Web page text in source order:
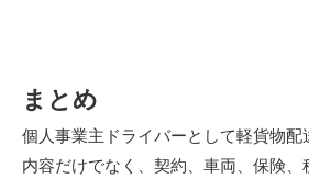
まとめ
個人事業主ドライバーとして軽貨物
内容だけでなく、契約、車両、保険